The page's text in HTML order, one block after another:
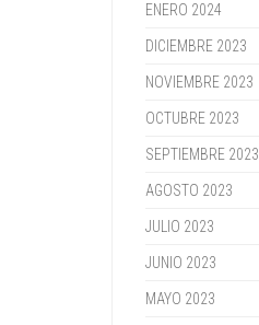
ENERO 2024
DICIEMBRE 2023
NOVIEMBRE 2023
OCTUBRE 2023
SEPTIEMBRE 2023
AGOSTO 2023
JULIO 2023
JUNIO 2023
MAYO 2023